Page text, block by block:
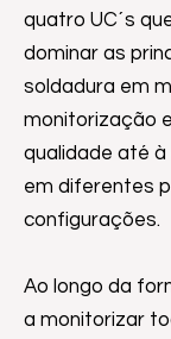
quatro UC´s
dominar as
soldadura em
monitorização
qualidade até
em diferentes
configurações.
Ao longo da
a monitorizar